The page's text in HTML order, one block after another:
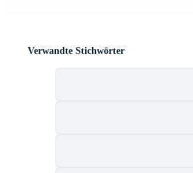
Verwandte Stichwörter